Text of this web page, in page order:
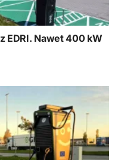
EDRI. Nawet 400 kW